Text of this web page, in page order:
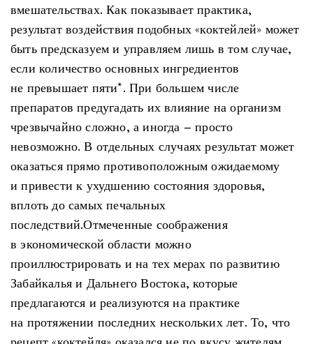
вмешательствах. Как показывает практика,
результат воздействия подобных «коктейлей» может
быть предсказуем и управляем лишь в том случае,
если количество основных ингредиентов
не превышает пяти*. При большем числе
препаратов предугадать их влияние на организм
чрезвычайно сложно, а иногда – просто
невозможно. В отдельных случаях результат может
оказаться прямо противоположным ожидаемому
и привести к ухудшению состояния здоровья,
вплоть до самых печальных
последствий.Отмеченные соображения
в экономической области можно
проиллюстрировать и на тех мерах по развитию
Забайкалья и Дальнего Востока, которые
предлагаются и реализуются на практике
на протяжении последних нескольких лет. То, что